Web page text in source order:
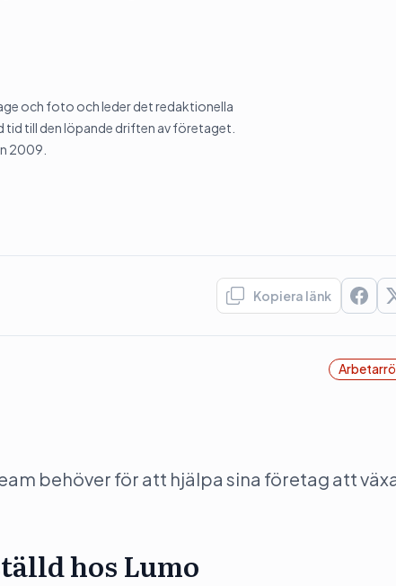
och foto och leder det redaktionella
tid till den löpande driften av företaget.
2009.
Kopiera länk
behöver för att hjälpa sina företag att
hos Lumo